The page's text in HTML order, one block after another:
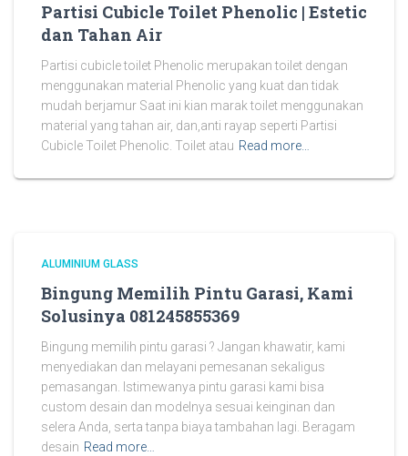
Partisi Cubicle Toilet Phenolic | Estetic
dan Tahan Air
Partisi cubicle toilet Phenolic merupakan toilet dengan
menggunakan material Phenolic yang kuat dan tidak
mudah berjamur Saat ini kian marak toilet menggunakan
material yang tahan air, dan,anti rayap seperti Partisi
Cubicle Toilet Phenolic. Toilet atau Read more…
ALUMINIUM GLASS
Bingung Memilih Pintu Garasi, Kami
Solusinya 081245855369
Bingung memilih pintu garasi ? Jangan khawatir, kami
menyediakan dan melayani pemesanan sekaligus
pemasangan. Istimewanya pintu garasi kami bisa
custom desain dan modelnya sesuai keinginan dan
selera Anda, serta tanpa biaya tambahan lagi. Beragam
desain Read more…